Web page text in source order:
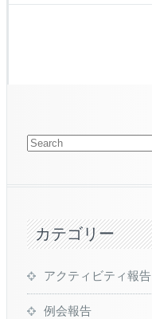
カテゴリー
アクティビティ報告
例会報告